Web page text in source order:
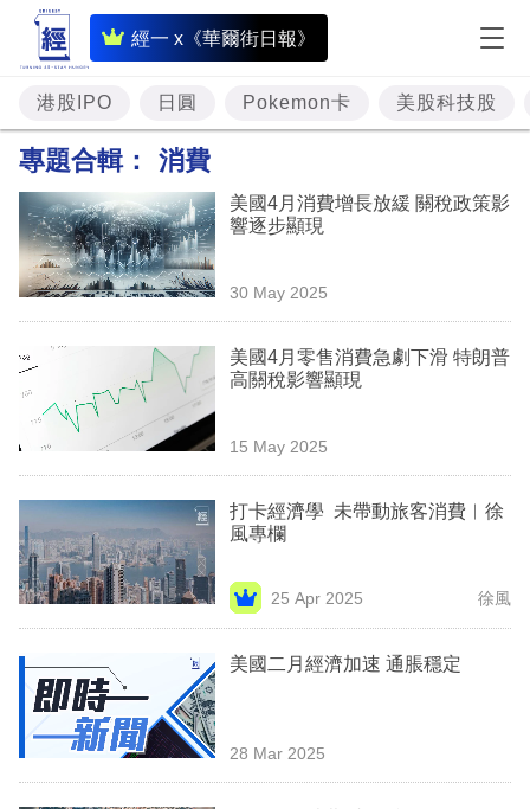
經一 x《華爾街日報》
即
時
財
經
題
投
資
樓
市
商
業
科
技
場
生
港股IPO 日圓 Pokemon卡 美股科技股
專題合輯： 消費
美國4月消費增長放緩 關稅政策影
響逐步顯現
30 May 2025
美國4月零售消費急劇下滑 特朗普
高關稅影響顯現
15 May 2025
打卡經濟學 未帶動旅客消費︳徐
風專欄
25 Apr 2025 徐風
美國二月經濟加速 通脹穩定
28 Mar 2025